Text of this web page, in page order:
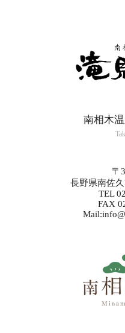
南相木
〒
長野県南佐
TEL
FAX